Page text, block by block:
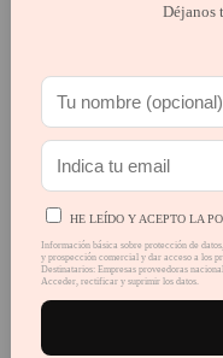
Jeans
Valorado en5.00de 5
Déjanos
HE LEÍDO Y ACEPTO LA
Información básica sobre protección de
y prospección comercial y dar acceso a los
Destinatarios: Empresas proveedoras
Acceder, rectificar y suprimir los datos.